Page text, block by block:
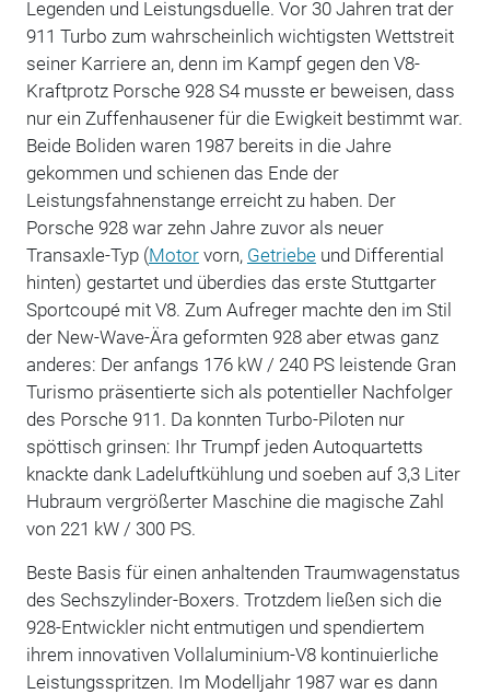
Legenden und Leistungsduelle. Vor 30 Jahren trat der
911 Turbo zum wahrscheinlich wichtigsten Wettstreit
seiner Karriere an, denn im Kampf gegen den V8-
Kraftprotz Porsche 928 S4 musste er beweisen, dass
nur ein Zuffenhausener für die Ewigkeit bestimmt war.
Beide Boliden waren 1987 bereits in die Jahre
gekommen und schienen das Ende der
Leistungsfahnenstange erreicht zu haben. Der
Porsche 928 war zehn Jahre zuvor als neuer
Transaxle-Typ (Motorvorn, Getriebeund Differential
hinten) gestartet und überdies das erste Stuttgarter
Sportcoupé mit V8. Zum Aufreger machte den im Stil
der New-Wave-Ära geformten 928 aber etwas ganz
anderes: Der anfangs 176 kW / 240 PS leistende Gran
Turismo präsentierte sich als potentieller Nachfolger
des Porsche 911. Da konnten Turbo-Piloten nur
spöttisch grinsen: Ihr Trumpf jeden Autoquartetts
knackte dank Ladeluftkühlung und soeben auf 3,3 Liter
Hubraum vergrößerter Maschine die magische Zahl
von 221 kW / 300 PS.
Beste Basis für einen anhaltenden Traumwagenstatus
des Sechszylinder-Boxers. Trotzdem ließen sich die
928-Entwickler nicht entmutigen und spendiertem
ihrem innovativen Vollaluminium-V8 kontinuierliche
Leistungsspritzen. Im Modelljahr 1987 war es dann